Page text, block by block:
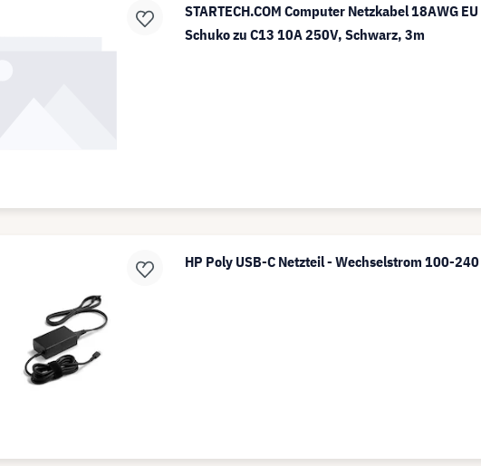
STARTECH.COM Computer Netzkabel 18AWG EU
Schuko zu C13 10A 250V, Schwarz, 3m
HP Poly USB-C Netzteil - Wechselstrom 100-240